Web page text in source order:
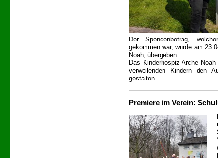
Der Spendenbetrag,
gekommen war, wurde am
Noah, übergeben.
Das Kinderhospiz Arche
verweilenden Kindern den
gestalten.
Premiere im Verein: